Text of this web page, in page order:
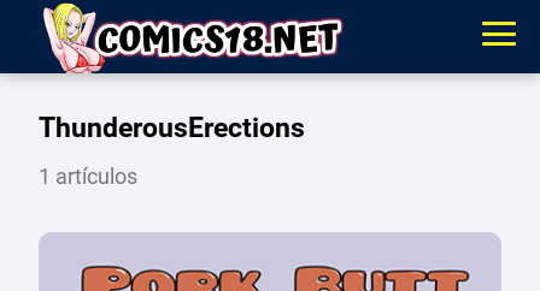
ThunderousErections
1 artículos